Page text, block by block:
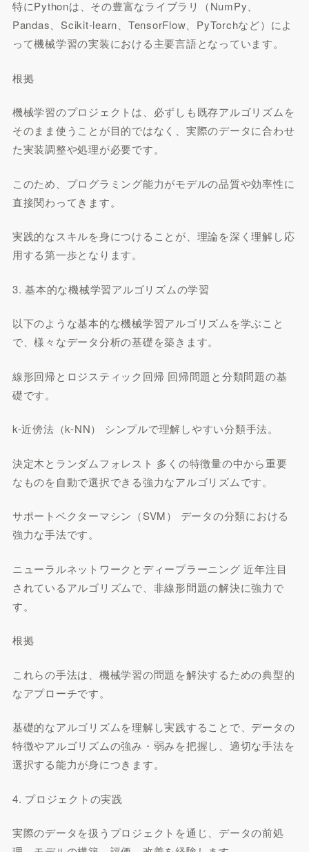
特にPythonは、その豊富なライブラリ（NumPy、
Pandas、Scikit-learn、TensorFlow、PyTorchなど）によ
って機械学習の実装における主要言語となっています。
根拠
機械学習のプロジェクトは、必ずしも既存アルゴリズムを
そのまま使うことが目的ではなく、実際のデータに合わせ
た実装調整や処理が必要です。
このため、プログラミング能力がモデルの品質や効率性に
直接関わってきます。
実践的なスキルを身につけることが、理論を深く理解し応
用する第一歩となります。
3. 基本的な機械学習アルゴリズムの学習
以下のような基本的な機械学習アルゴリズムを学ぶこと
で、様々なデータ分析の基礎を築きます。
線形回帰とロジスティック回帰 回帰問題と分類問題の基
礎です。
k-近傍法（k-NN） シンプルで理解しやすい分類手法。
決定木とランダムフォレスト 多くの特徴量の中から重要
なものを自動で選択できる強力なアルゴリズムです。
サポートベクターマシン（SVM） データの分類における
強力な手法です。
ニューラルネットワークとディープラーニング 近年注目
されているアルゴリズムで、非線形問題の解決に強力で
す。
根拠
これらの手法は、機械学習の問題を解決するための典型的
なアプローチです。
基礎的なアルゴリズムを理解し実践することで、データの
特徴やアルゴリズムの強み・弱みを把握し、適切な手法を
選択する能力が身につきます。
4. プロジェクトの実践
実際のデータを扱うプロジェクトを通じ、データの前処